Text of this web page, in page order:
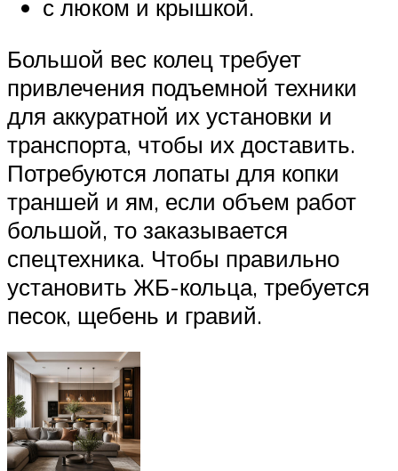
с люком и крышкой.
Большой вес колец требует
привлечения подъемной техники
для аккуратной их установки и
транспорта, чтобы их доставить.
Потребуются лопаты для копки
траншей и ям, если объем работ
большой, то заказывается
спецтехника. Чтобы правильно
установить ЖБ-кольца, требуется
песок, щебень и гравий.